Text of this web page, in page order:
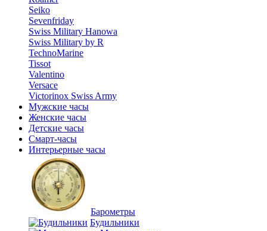
Seiko
Sevenfriday
Swiss Military Hanowa
Swiss Military by R
TechnoMarine
Tissot
Valentino
Versace
Victorinox Swiss Army
Мужские часы
Женские часы
Детские часы
Смарт-часы
Интерьерные часы
Барометры
Будильники